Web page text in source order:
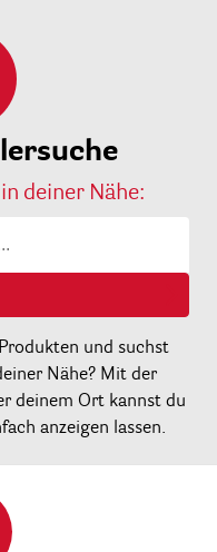
deiner Nähe:
und suchst
Nähe? Mit der
deinem Ort kannst du
anzeigen lassen.